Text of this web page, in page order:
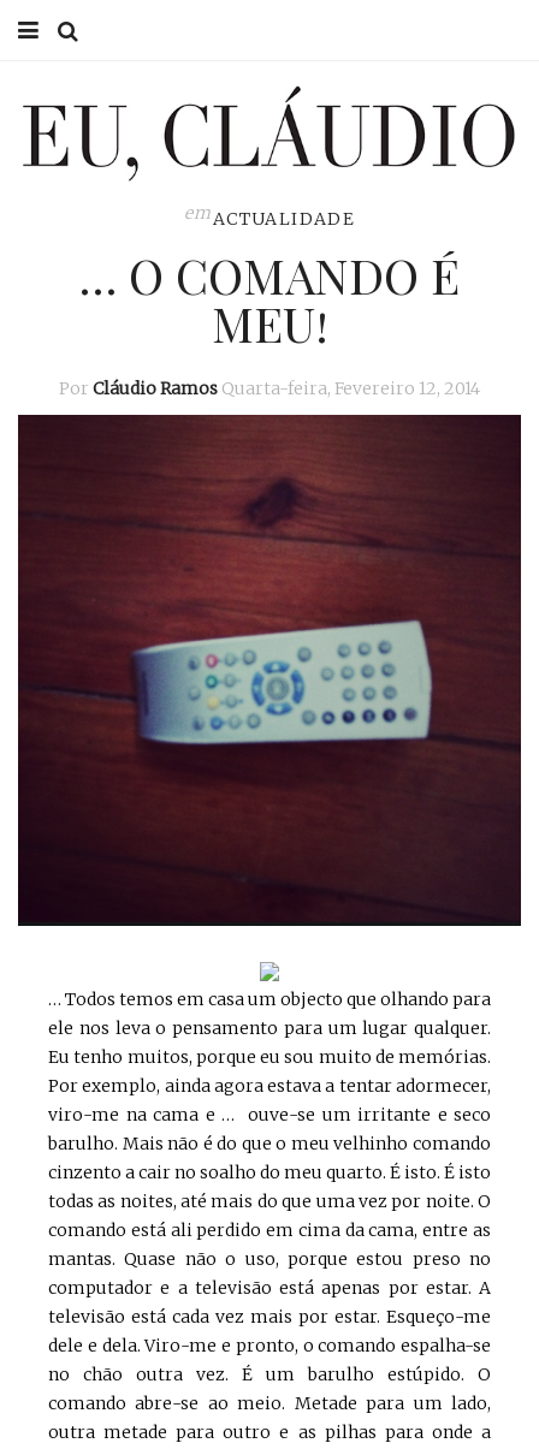
EU CLÁUDIO
emACTUALIDADE
… O COMANDO É
MEU!
Por Cláudio Ramos Quarta-feira, Fevereiro 12, 2014
… Todos temos em casa um objecto que olhando para
ele nos leva o pensamento para um lugar qualquer.
Eu tenho muitos, porque eu sou muito de memórias.
Por exemplo, ainda agora estava a tentar adormecer,
viro-me na cama e … ouve-se um irritante e seco
barulho. Mais não é do que o meu velhinho comando
cinzento a cair no soalho do meu quarto. É isto. É isto
todas as noites, até mais do que uma vez por noite. O
comando está ali perdido em cima da cama, entre as
mantas. Quase não o uso, porque estou preso no
computador e a televisão está apenas por estar. A
televisão está cada vez mais por estar. Esqueço-me
dele e dela. Viro-me e pronto, o comando espalha-se
no chão outra vez. É um barulho estúpido. O
comando abre-se ao meio. Metade para um lado,
outra metade para outro e as pilhas para onde a